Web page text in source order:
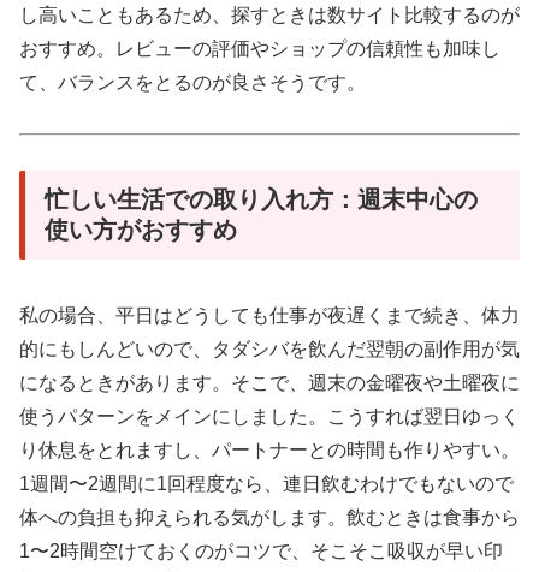
し高いこともあるため、探すときは数サイト比較するのが
おすすめ。レビューの評価やショップの信頼性も加味し
て、バランスをとるのが良さそうです。
忙しい生活での取り入れ方：週末中心の
使い方がおすすめ
私の場合、平日はどうしても仕事が夜遅くまで続き、体力
的にもしんどいので、タダシバを飲んだ翌朝の副作用が気
になるときがあります。そこで、週末の金曜夜や土曜夜に
使うパターンをメインにしました。こうすれば翌日ゆっく
り休息をとれますし、パートナーとの時間も作りやすい。
1週間〜2週間に1回程度なら、連日飲むわけでもないので
体への負担も抑えられる気がします。飲むときは食事から
1〜2時間空けておくのがコツで、そこそこ吸収が早い印